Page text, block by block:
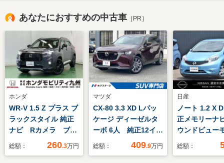
あなたにおすすめの中古車 ［PR］
ホンダ
WR-V 1.5 Z プラス ブ
ラックスタイル 純正
ナビ Rカメラ ブル
ートゥース フルセグ
総額： 260.3万円
マツダ
CX-80 3.3 XD Lパッ
ケージ ディーゼルタ
ーボ 6人 純正12イン
チDA 全周囲カメ
総額： 409.9万円
日産
ノート 1.2 X
正メモリーナ
ウンドビュー
総額：